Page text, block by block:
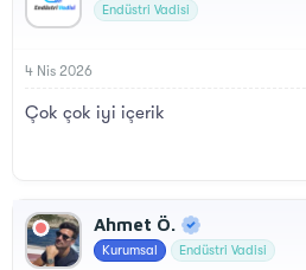
Endüstri Vadisi
4 Nis 2026
Çok çok iyi içerik
Ahmet Ö.
Kurumsal Endüstri Vadisi